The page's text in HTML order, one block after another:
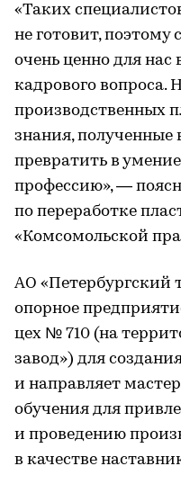
«Таких
не готовит,
очень ценно для нас
кадрового вопроса.
производственных
знания,
превратить в
профессию», —
по переработке
«Комсомольской
АО «Петербургский
опорное
цех № 710 (на
завод») для
и направляет
обучения для
и проведению
в качестве